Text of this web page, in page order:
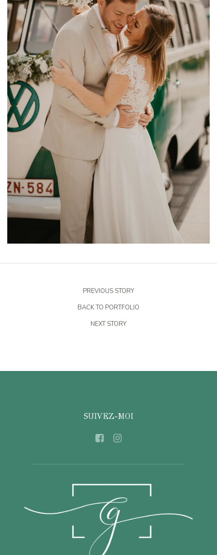
PREVIOUS STORY
BACK TO PORTFOLIO
NEXT STORY
SUIVEZ-MOI